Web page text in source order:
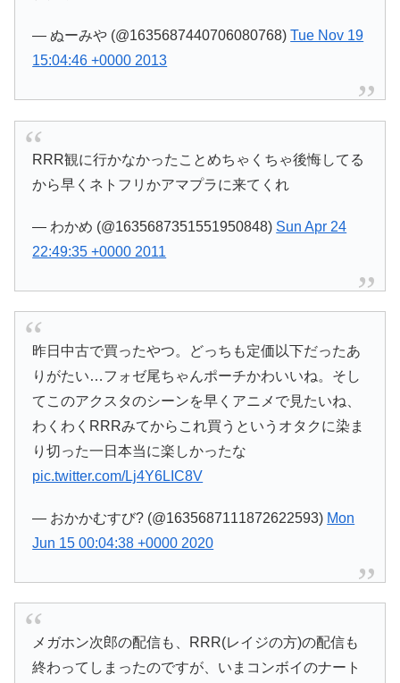
— ぬーみや (@1635687440706080768)Tue Nov 19
15:04:46 +0000 2013
RRR観に行かなかったことめちゃくちゃ後悔してる
から早くネトフリかアマプラに来てくれ
— わかめ (@1635687351551950848) Sun Apr 24
22:49:35 +0000 2011
昨日中古で買ったやつ。どっちも定価以下だったあ
りがたい…フォゼ尾ちゃんポーチかわいいね。そし
てこのアクスタのシーンを早くアニメで見たいね、
わくわくRRRみてからこれ買うというオタクに染ま
り切った一日本当に楽しかったな
pic.twitter.com/Lj4Y6LIC8V
— おかかむすび? (@1635687111872622593) Mon
Jun 15 00:04:38 +0000 2020
メガホン次郎の配信も、RRR(レイジの方)の配信も
終わってしまったのですが、いまコンボイのナート